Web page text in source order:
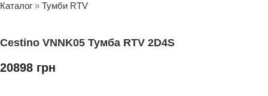
Каталог » Тумби RTV
Cestino VNNK05 Тумба RTV 2D4S
20898 грн